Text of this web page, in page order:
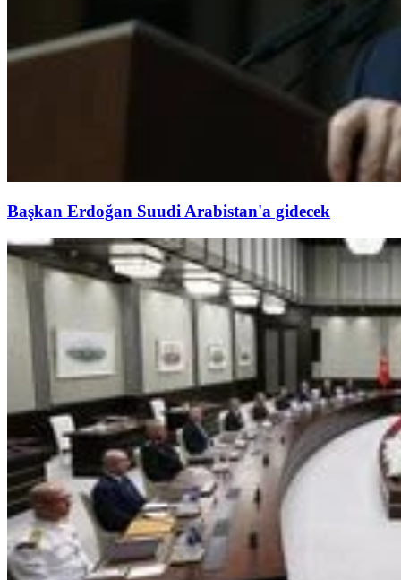
Başkan Erdoğan Suudi Arabistan'a gidecek